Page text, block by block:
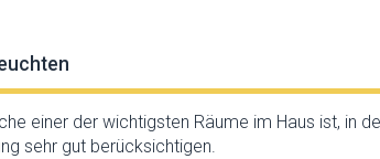
einer der wichtigsten Räume im Haus ist, in
sehr gut berücksichtigen.